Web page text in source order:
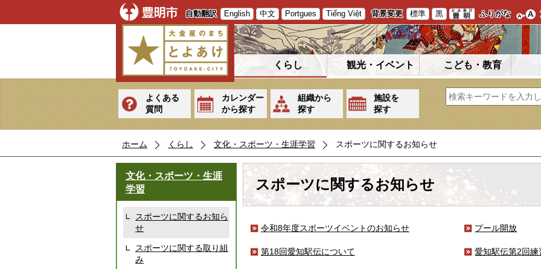
自動翻訳 English 中文 Portgues Tiếng Việt 背景変更 標準 黒 ふりがな
くらし 観光・イベント こども・教育
よくある
質問
カレンダー
から探す
組織から
探す
施設を
探す
ホーム くらし 文化・スポーツ・生涯学習 スポーツに関するお知らせ
文化・スポーツ・生涯
学習
スポーツに関するお知ら
せ
スポーツに関する取り組
み
スポーツに関するお知らせ
令和8年度スポーツイベントのお知らせ プール開放
第18回愛知駅伝について 愛知駅伝第2回